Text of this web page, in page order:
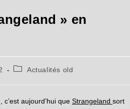
» en
Actualités old
aujourd’hui que Strangeland sort